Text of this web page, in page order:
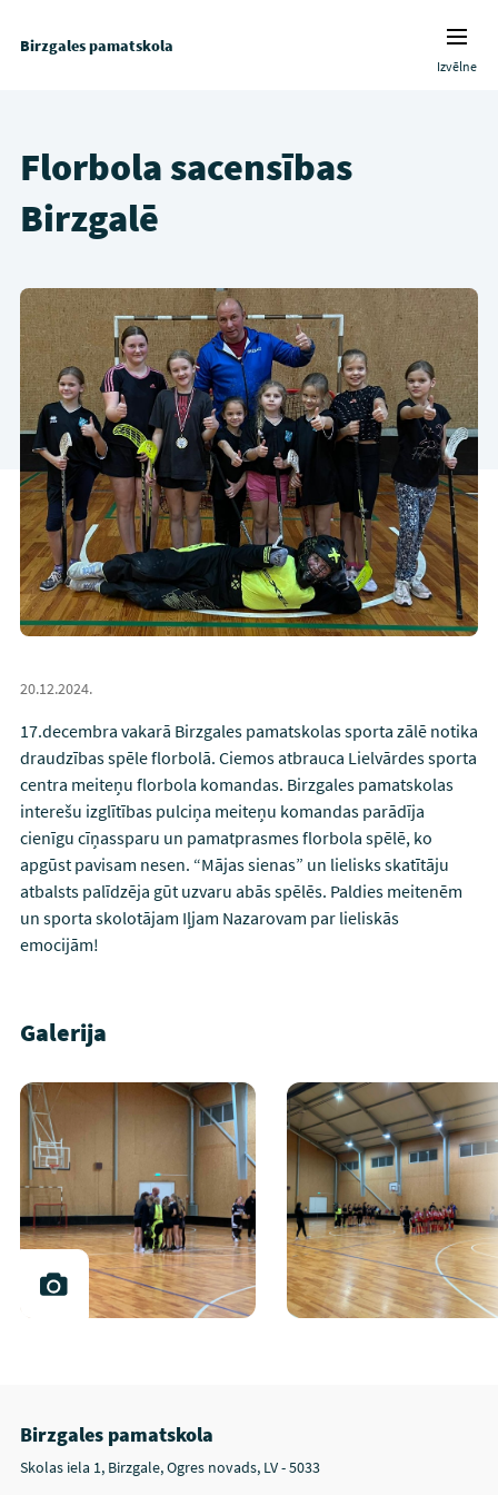
Birzgales pamatskola
Izvēlne
Florbola sacensības
Birzgalē
20.12.2024.
17.decembra vakarā Birzgales pamatskolas sporta zālē notika
draudzības spēle florbolā. Ciemos atbrauca Lielvārdes sporta
centra meiteņu florbola komandas. Birzgales pamatskolas
interešu izglītības pulciņa meiteņu komandas parādīja
cienīgu cīņassparu un pamatprasmes florbola spēlē, ko
apgūst pavisam nesen. “Mājas sienas” un lielisks skatītāju
atbalsts palīdzēja gūt uzvaru abās spēlēs. Paldies meitenēm
un sporta skolotājam Iļjam Nazarovam par lieliskās
emocijām!
Galerija
Birzgales pamatskola
Skolas iela 1, Birzgale, Ogres novads, LV - 5033